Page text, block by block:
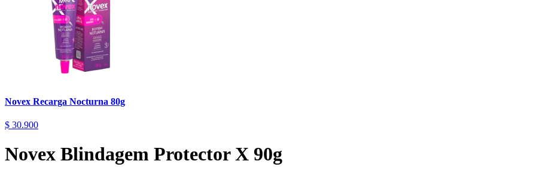
Novex Recarga Nocturna 80g
$ 30.900
Novex Blindagem Protector X 90g